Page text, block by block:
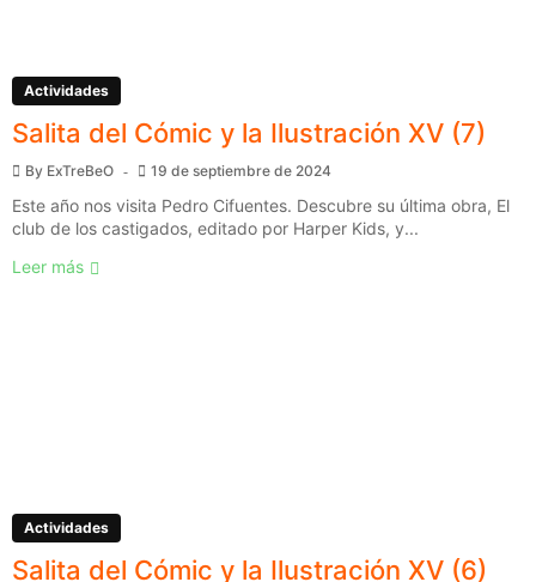
Actividades
Salita del Cómic y la Ilustración XV (7)
By ExTreBeO 19 de septiembre de 2024
Este año nos visita Pedro Cifuentes. Descubre su última obra, El
club de los castigados, editado por Harper Kids, y...
Leer más
Actividades
Salita del Cómic y la Ilustración XV (6)